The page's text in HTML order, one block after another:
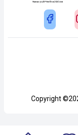
Copyright